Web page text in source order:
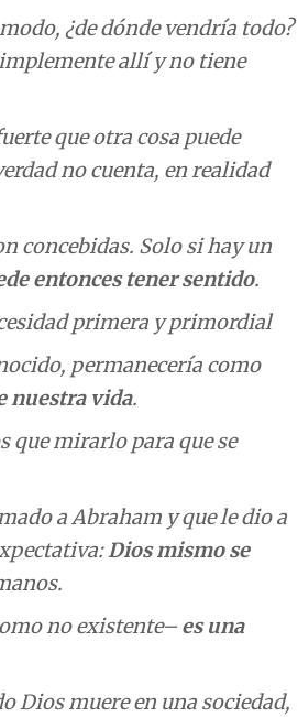
¿de dónde vendría todo?
allí y no tiene
que otra cosa puede
no cuenta, en realidad
concebidas. Solo si hay un
entonces tener sentido.
primera y primordial
permanecería como
nuestra vida.
que mirarlo para que se
a Abraham y que le dio a
Dios mismo se
no existente– es una
Dios muere en una sociedad,